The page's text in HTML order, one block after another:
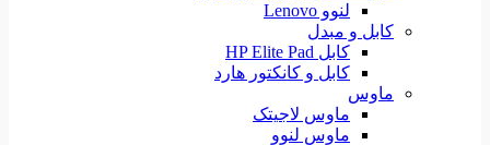
لنوو Lenovo
کابل و مبدل
کابل HP Elite Pad
کابل و کانکتور هارد
ماوس
ماوس لاجیتک
ماوس لنوو